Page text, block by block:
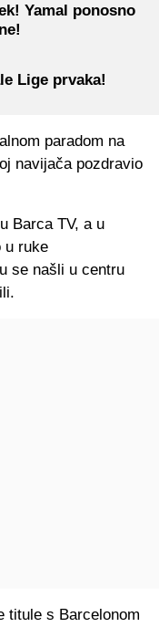
Yamal ponosno
Lige prvaka!
paradom na
navijača pozdravio
Barca TV, a u
u ruke
se našli u centru
titule s Barcelonom